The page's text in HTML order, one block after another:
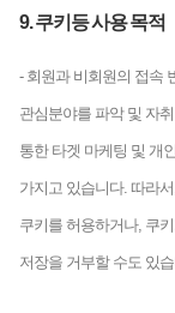
9. 쿠키등 사용 목적
- 회원과 비회원의 접속
관심분야를 파악 및 자
통한 타겟 마케팅 및 개
가지고 있습니다. 따라
쿠키를 허용하거나, 쿠
저장을 거부할 수도 있